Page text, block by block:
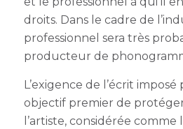
droits. Dans le cadre de
professionnel sera très
producteur de
L’exigence de l’écrit
objectif premier de
l’artiste, considérée comme